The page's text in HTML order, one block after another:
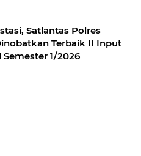
Satlantas Polres
Terbaik II Input
1/2026